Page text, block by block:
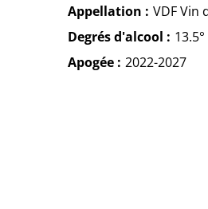
Appellation
VDF Vin
Degrés d'alcool
13.5°
Apogée
2022-2027